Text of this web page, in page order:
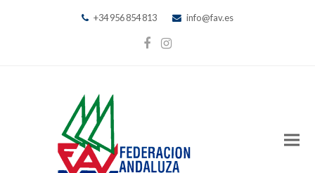
+34 956 854 813 info@fav.es
Facebook
Instagram